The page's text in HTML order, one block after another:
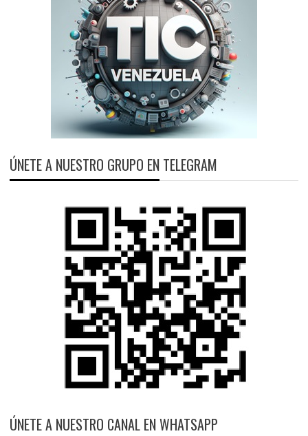
ÚNETE A NUESTRO GRUPO EN TELEGRAM
ÚNETE A NUESTRO CANAL EN WHATSAPP